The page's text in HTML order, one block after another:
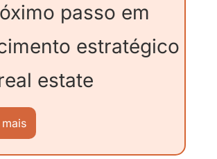
passo em
estratégico
estate